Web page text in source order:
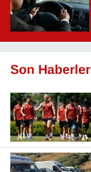
Son Haberler